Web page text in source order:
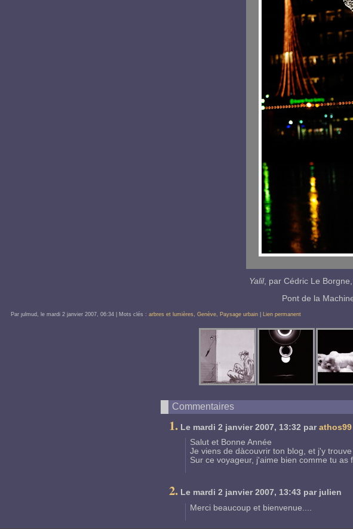
Yalil, par Cédric Le
Pont de la
Par ȷulmud, lemardi 2 janvier 2007 , 06:34 | Mots clés :arbres et lumières ,Genève Paysage urbain Lien permanent
Commentaires
1.Le mardi 2 janvier 2007, 13:32 par athos99
Salut et Bonne Année
Je viens de dàcouvrir ton blog, et j'y
Sur ce voyageur, j'aime bien comme tu
2.Le mardi 2 janvier 2007, 13:43 par julien
Merci beaucoup et bienvenue....